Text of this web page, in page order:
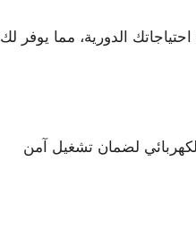
الدورية، مما يوفر لك
لضمان تشغيل آمن